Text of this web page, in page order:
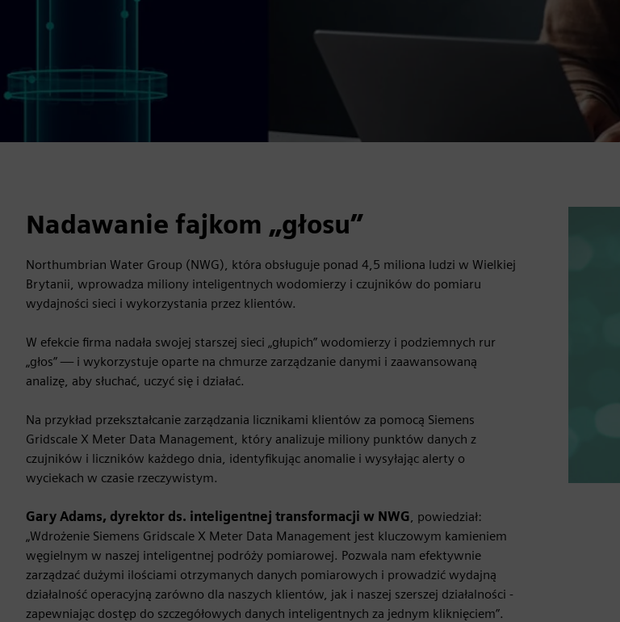
Nadawanie fajkom „głosu”
Northumbrian Water Group (NWG), która obsługuje ponad 4,5 miliona ludzi w Wielkiej
Brytanii, wprowadza miliony inteligentnych wodomierzy i czujników do pomiaru
wydajności sieci i wykorzystania przez klientów.
W efekcie firma nadała swojej starszej sieci „głupich” wodomierzy i podziemnych rur
„głos” — i wykorzystuje oparte na chmurze zarządzanie danymi i zaawansowaną
analizę, aby słuchać, uczyć się i działać.
Na przykład przekształcanie zarządzania licznikami klientów za pomocą Siemens
Gridscale X Meter Data Management, który analizuje miliony punktów danych z
czujników i liczników każdego dnia, identyfikując anomalie i wysyłając alerty o
wyciekach w czasie rzeczywistym.
Gary Adams, dyrektor ds. inteligentnej transformacji w NWG, powiedział:
„Wdrożenie Siemens Gridscale X Meter Data Management jest kluczowym kamieniem
węgielnym w naszej inteligentnej podróży pomiarowej. Pozwala nam efektywnie
zarządzać dużymi ilościami otrzymanych danych pomiarowych i prowadzić wydajną
działalność operacyjną zarówno dla naszych klientów, jak i naszej szerszej działalności -
zapewniając dostęp do szczegółowych danych inteligentnych za jednym kliknięciem”.